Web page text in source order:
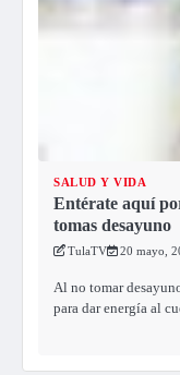
SALUD Y VIDA
Entérate aquí
tomas desayuno
TulaTV 20 mayo,
Al no tomar
para dar energía al